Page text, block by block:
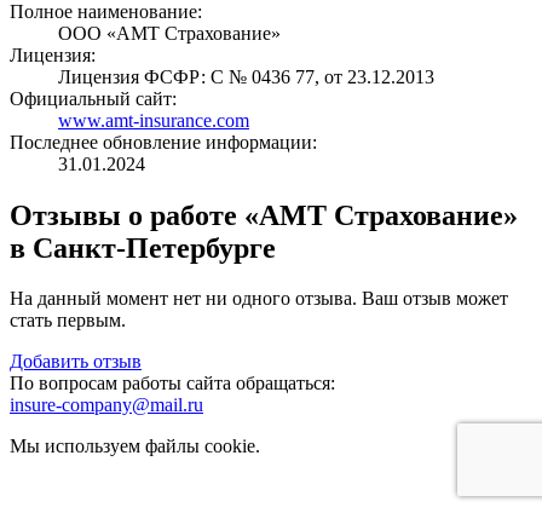
Полное наименование:
ООО «АМТ Страхование»
Лицензия:
Лицензия ФСФР: C № 0436 77, от 23.12.2013
Официальный сайт:
www.amt-insurance.com
Последнее обновление информации:
31.01.2024
Отзывы о работе «АМТ Страхование»
в Санкт-Петербурге
На данный момент нет ни одного отзыва. Ваш отзыв может
стать первым.
Добавить отзыв
По вопросам работы сайта обращаться:
insure-company@mail.ru
Мы используем файлы cookie.